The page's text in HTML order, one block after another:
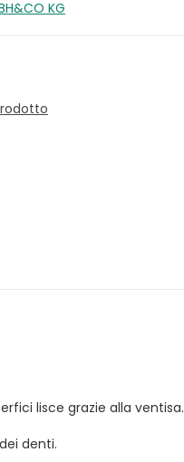
KG
lisce grazie alla ventisa.
denti.